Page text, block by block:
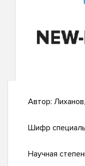
Автор:
Шифр
Научная